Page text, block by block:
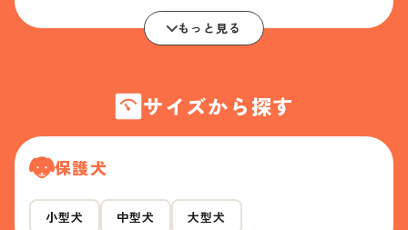
もっと見る
サイズから探す
保護犬
小型犬 中型犬 大型犬